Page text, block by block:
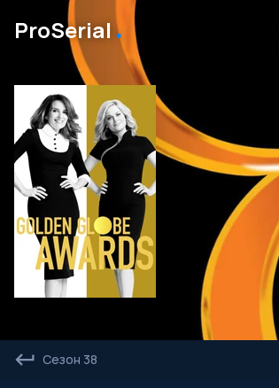
ProSerial․
Сезон 38